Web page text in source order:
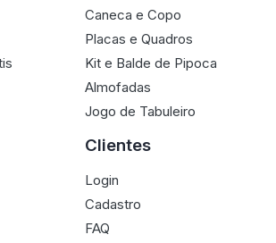
Caneca e Copo
Placas e Quadros
Kit e Balde de Pipoca
Almofadas
Jogo de Tabuleiro
Clientes
Login
Cadastro
FAQ